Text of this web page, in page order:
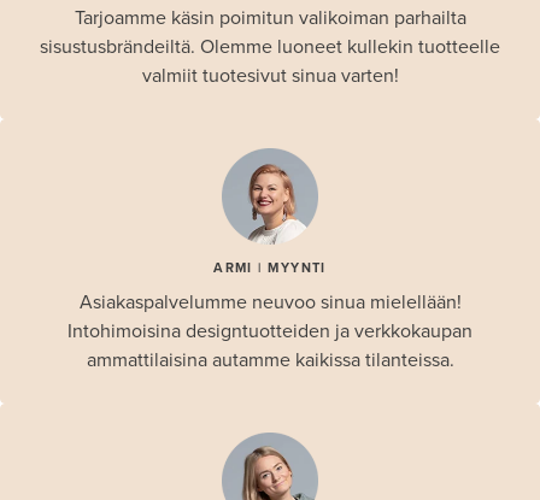
Tarjoamme käsin poimitun valikoiman parhailta
sisustusbrändeiltä. Olemme luoneet kullekin tuotteelle
valmiit tuotesivut sinua varten!
ARMI | MYYNTI
Asiakaspalvelumme neuvoo sinua mielellään!
Intohimoisina designtuotteiden ja verkkokaupan
ammattilaisina autamme kaikissa tilanteissa.